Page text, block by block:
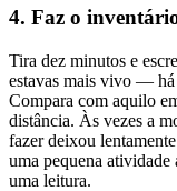
4. Faz o
Tira dez minutos e
estavas mais vivo — há
Compara com aquilo
distância. Às vezes a
fazer deixou
uma pequena atividade
uma leitura.